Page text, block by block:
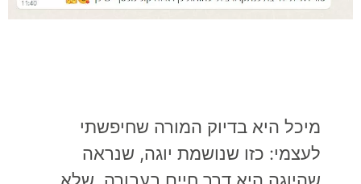
מיכל היא בדיוק המורה שחיפשתי
לעצמי: כזו שנושמת יוגה, שנראה
שהיוגה היא דרך חיים בעבורה, שלא